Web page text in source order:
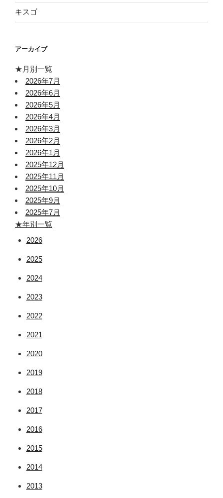
キスゴ
アーカイブ
★月別一覧
2026年7月
2026年6月
2026年5月
2026年4月
2026年3月
2026年2月
2026年1月
2025年12月
2025年11月
2025年10月
2025年9月
2025年7月
★年別一覧
2026
2025
2024
2023
2022
2021
2020
2019
2018
2017
2016
2015
2014
2013